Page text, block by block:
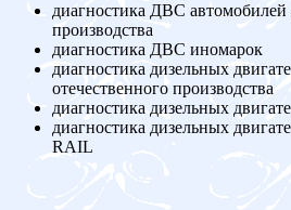
диагностика ДВС автомобилей
производства
диагностика ДВС иномарок
диагностика дизельных
отечественного производства
диагностика дизельных
диагностика дизельных
RAIL